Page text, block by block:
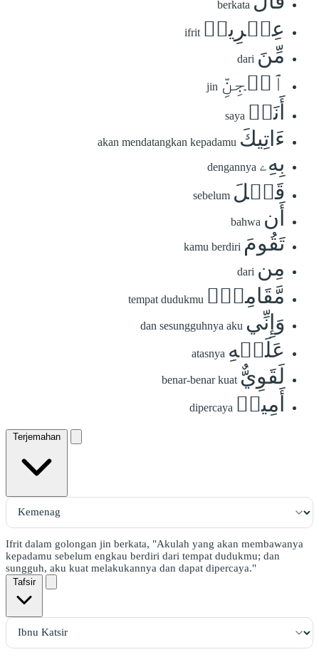
berkata
عِفۡرِيتٞ ifrit
مِّنَ dari
ٱلۡجِنِّ jin
أَنَا۠ saya
ءَاتِيكَ akan mendatangkan kepadamu
بِهِۦ dengannya
قَبۡلَ sebelum
أَن bahwa
تَقُومَ kamu berdiri
مِن dari
مَّقَامِكَۖ tempat dudukmu
وَإِنِّي dan sesungguhnya aku
عَلَيۡهِ atasnya
لَقَوِيٌّ benar-benar kuat
أَمِينٞ dipercaya
Terjemahan
Ifrit dalam golongan jin berkata, "Akulah yang akan membawanya
kepadamu sebelum engkau berdiri dari tempat dudukmu; dan
sungguh, aku kuat melakukannya dan dapat dipercaya."
Tafsir